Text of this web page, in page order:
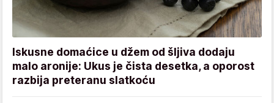
Iskusne domaćice u džem od šljiva dodaju
malo aronije: Ukus je čista desetka, a oporost
razbija preteranu slatkoću